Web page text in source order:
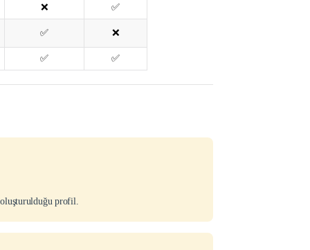
❌ ✅
✅ ❌
✅ ✅
profil.